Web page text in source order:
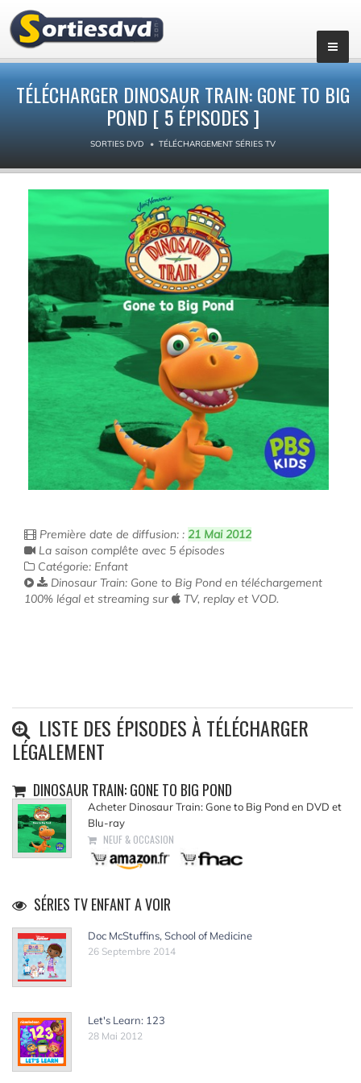
TÉLÉCHARGER DINOSAUR TRAIN: GONE TO BIG
POND [ 5 ÉPISODES ]
SORTIES DVD TÉLÉCHARGEMENT SÉRIES TV
Première date de diffusion: : 21 Mai 2012
La saison complête avec 5 épisodes
Catégorie: Enfant
Dinosaur Train: Gone to Big Pond en téléchargement
100% légal et streaming sur
TV, replay et VOD.
LISTE DES ÉPISODES À TÉLÉCHARGER
LÉGALEMENT
DINOSAUR TRAIN: GONE TO BIG POND
Acheter Dinosaur Train: Gone to Big Pond en DVD et
Blu-ray
NEUF & OCCASION
SÉRIES TV ENFANT A VOIR
Doc McStuffins, School of Medicine
26 Septembre 2014
Let's Learn: 123
28 Mai 2012